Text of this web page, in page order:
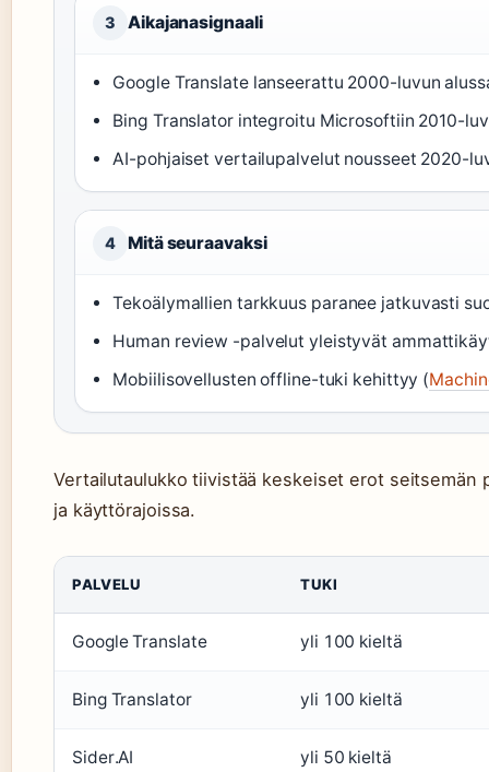
3 Aikajanasignaali
Google Translate lanseerattu 2000-luvun
Bing Translator integroitu Microsoftiin 2010-
AI-pohjaiset vertailupalvelut nousseet 2020-
4 Mitä seuraavaksi
Tekoälymallien tarkkuus paranee jatkuvasti
Human review -palvelut yleistyvät
Mobiilisovellusten offline-tuki kehittyy (
Vertailutaulukko tiivistää keskeiset erot seitsemän
ja käyttörajoissa.
PALVELU TUKI
Google Translate yli 100 kieltä
Bing Translator yli 100 kieltä
Sider.AI yli 50 kieltä